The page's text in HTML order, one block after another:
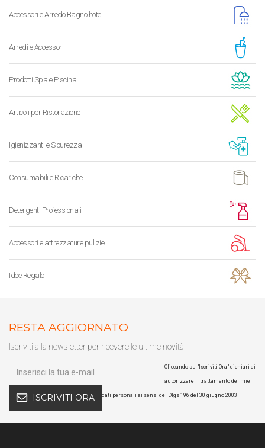
Accessori e Arredo Bagno hotel
Arredi e Accessori
Prodotti Spa e Piscina
Articoli per Ristorazione
Igienizzanti e Sicurezza
Consumabili e Ricariche
Detergenti Professionali
Accessori e attrezzature pulizie
Idee Regalo
RESTA AGGIORNATO
Iscriviti alla newsletter per ricevere le ultime novità
ISCRIVITI ORA
Cliccando su "Iscriviti Ora" dichiari di
autorizzare il trattamento dei miei
dati personali ai sensi del Dlgs 196 del 30 giugno 2003